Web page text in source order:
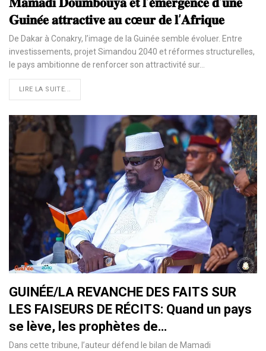
𝐆𝐮𝐢𝐧𝐞́𝐞 𝐚𝐭𝐭𝐫𝐚𝐜𝐭𝐢𝐯𝐞 𝐚𝐮 𝐜œ𝐮𝐫 𝐝𝐞 𝐥’𝐀𝐟𝐫𝐢𝐪𝐮𝐞
De Dakar à Conakry, l’image de la Guinée semble évoluer. Entre
investissements, projet Simandou 2040 et réformes structurelles,
le pays ambitionne de renforcer son attractivité sur…
LIRE LA SUITE...
GUINÉE/LA REVANCHE DES FAITS SUR
LES FAISEURS DE RÉCITS: Quand un pays
se lève, les prophètes de…
Dans cette tribune, l’auteur défend le bilan de Mamadi